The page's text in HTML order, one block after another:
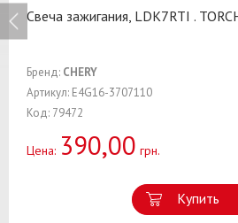
Свеча зажигания, LDK7RTI .
Бренд: CHERY
Артикул: E4G16-3707110
Код: 79472
Цена: 390,00 грн.
Купить